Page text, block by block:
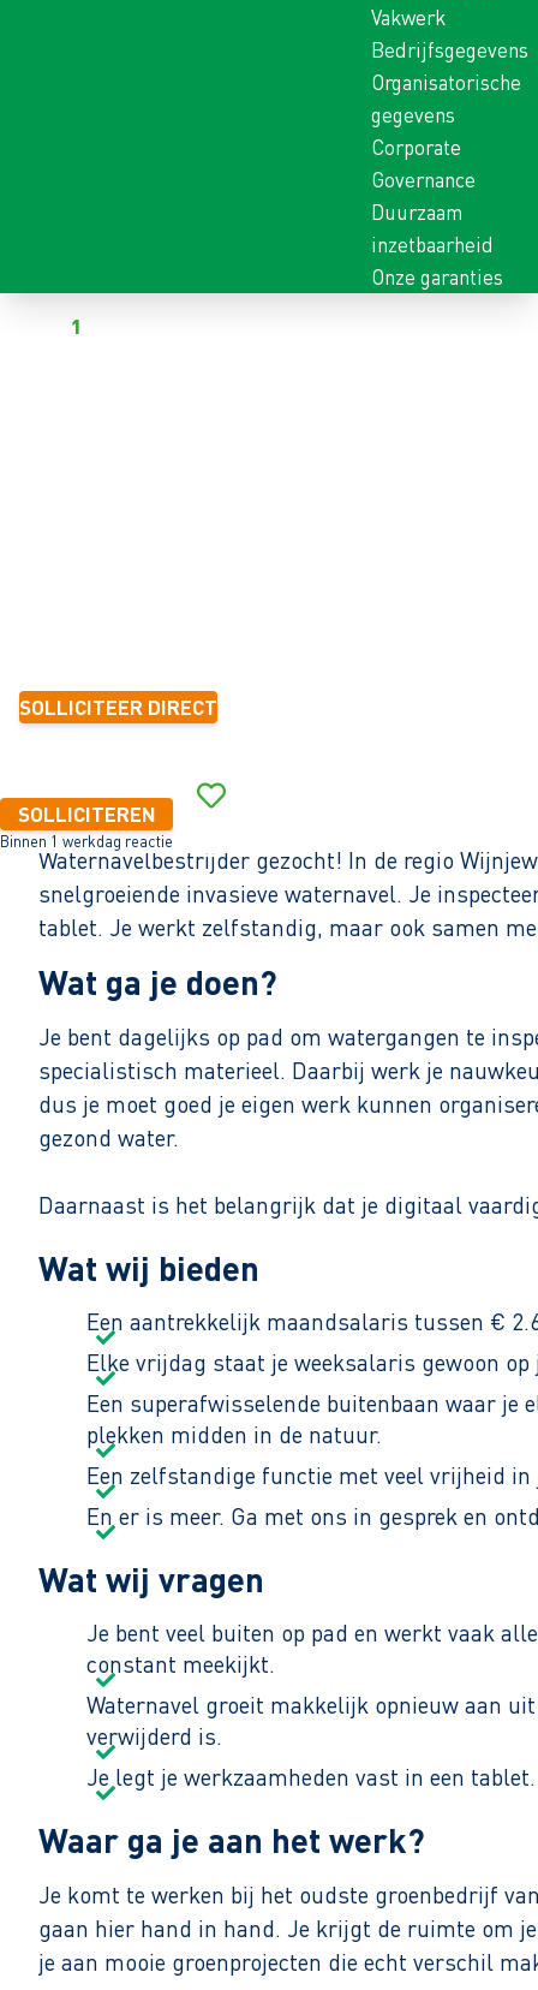
Vakwerk
Bedrijfsgegevens
Organisatorische
gegevens
Corporate
Governance
Duurzaam
inzetbaarheid
Onze garanties
1
SOLLICITEER DIRECT
SOLLICITEREN
Binnen 1 werkdag reactie
Waternavelbestrijder gezocht! In de regio
snelgroeiende invasieve waternavel. Je
tablet. Je werkt zelfstandig, maar ook samen
Wat ga je doen?
Je bent dagelijks op pad om watergangen te
specialistisch materieel. Daarbij werk je
dus je moet goed je eigen werk kunnen
gezond water.
Daarnaast is het belangrijk dat je digitaal
Jouw belangrijkste werkzaamheden
Inspecteren van sloten, vaarten en vijvers
Handmatig en machinaal verwijderen van
Controleren van behandelde locaties en
Het werk start op 8 juli en 15 juli en vindt
watergangen schoon en gezond te houden.
Wat wij bieden
Een aantrekkelijk maandsalaris tussen €
Elke vrijdag staat je weeksalaris gewoon
Een superafwisselende buitenbaan waar je
plekken midden in de natuur.
Een zelfstandige functie met veel vrijheid
En er is meer. Ga met ons in gesprek en
Wat wij vragen
Je bent veel buiten op pad en werkt vaak
constant meekijkt.
Waternavel groeit makkelijk opnieuw aan
verwijderd is.
Je legt je werkzaamheden vast in een
Waar ga je aan het werk?
Je komt te werken bij het oudste groenbedrijf
gaan hier hand in hand. Je krijgt de ruimte om
je aan mooie groenprojecten die echt verschil